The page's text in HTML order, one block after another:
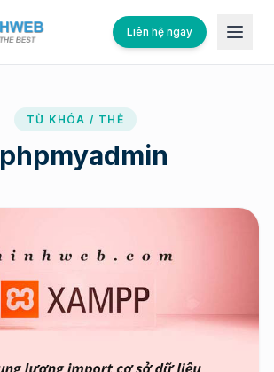
Liên hệ ngay
TỪ KHÓA / THẺ
phpmyadmin